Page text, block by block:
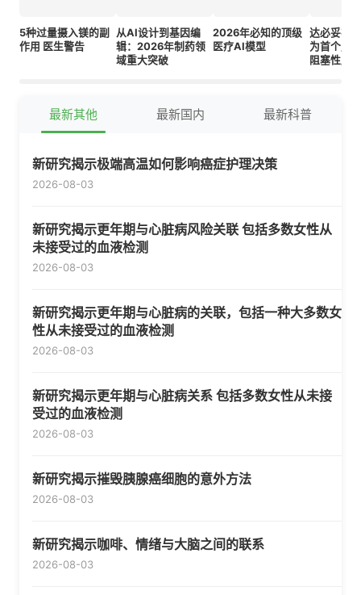
5种过量摄入镁的副
作用 医生警告
从AI设计到基因编
辑：2026年制药领
域重大突破
2026年必知的顶级
医疗AI模型
达必妥在
为首个用
阻塞性肺
最新其他 最新国内 最新科普
新研究揭示极端高温如何影响癌症护理决策
2026-08-03
新研究揭示更年期与心脏病风险关联 包括多数女性从
未接受过的血液检测
2026-08-03
新研究揭示更年期与心脏病的关联，包括一种大多数女
性从未接受过的血液检测
2026-08-03
新研究揭示更年期与心脏病关系 包括多数女性从未接
受过的血液检测
2026-08-03
新研究揭示摧毁胰腺癌细胞的意外方法
2026-08-03
新研究揭示咖啡、情绪与大脑之间的联系
2026-08-03